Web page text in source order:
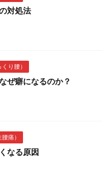
対処法
り腰）
ぜ癖になるのか？
痛）
なる原因